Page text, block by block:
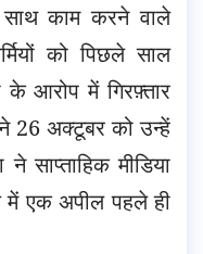
काम करने वाले
को पिछले साल
आरोप में गिरफ़्तार
26 अक्टूबर को उन्हें
साप्ताहिक मीडिया
में एक अपील पहले ही